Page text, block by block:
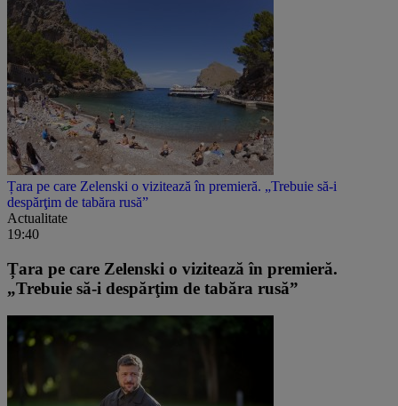
Țara pe care Zelenski o vizitează în premieră. „Trebuie să-i
despărţim de tabăra rusă”
Actualitate
19:40
Țara pe care Zelenski o vizitează în premieră.
„Trebuie să-i despărţim de tabăra rusă”